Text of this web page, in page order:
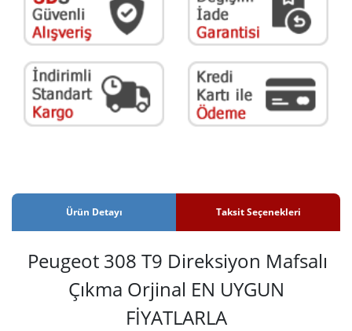
Ürün Detayı Taksit Seçenekleri
Peugeot 308 T9 Direksiyon Mafsalı
Çıkma Orjinal EN UYGUN
FİYATLARLA